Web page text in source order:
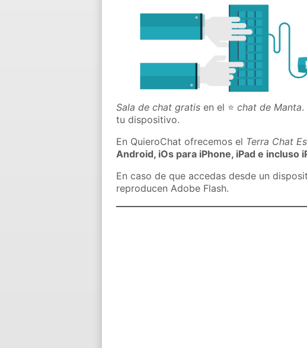
Sala de chat gratis en el ⭐chat de Manta.
tu dispositivo.
En QuieroChat ofrecemos el Terra Chat
Android, iOs para iPhone, iPad e incluso
En caso de que accedas desde un
reproducen Adobe Flash.